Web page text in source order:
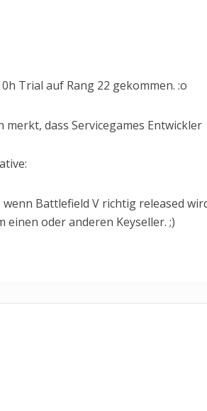
Trial auf Rang 22 gekommen. :o
dass Servicegames Entwickler
Battlefield V richtig released
einen oder anderen Keyseller. ;)